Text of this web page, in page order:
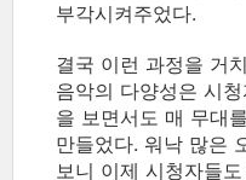
부각시켜주었다.
결국 이런 과정을 거
음악의 다양성은 시
을 보면서도 매 무대
만들었다. 워낙 많은
보니 이제 시청자들